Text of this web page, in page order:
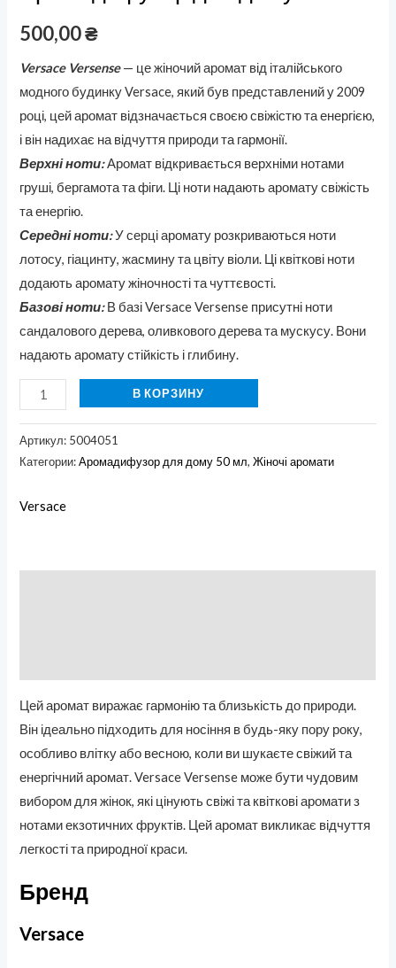
500,00₴
Versace Versense— це жіночий аромат від італійського
модного будинку Versace, який був представлений у 2009
році, цей аромат відзначається своєю свіжістю та енергією,
і він надихає на відчуття природи та гармонії.
Верхні ноти:Аромат відкривається верхніми нотами
груші, бергамота та фіги. Ці ноти надають аромату свіжість
та енергію.
Середні ноти:У серці аромату розкриваються ноти
лотосу, гіацинту, жасмину та цвіту віоли. Ці квіткові ноти
додають аромату жіночності та чуттєвості.
Базові ноти:В базі Versace Versense присутні ноти
сандалового дерева, оливкового дерева та мускусу. Вони
надають аромату стійкість і глибину.
В КОРЗИНУ
Артикул: 5004051
Категории:Аромадифузор для дому 50 мл,Жіночі аромати
Versace
Цей аромат виражає гармонію та близькість до природи.
Він ідеально підходить для носіння в будь-яку пору року,
особливо влітку або весною, коли ви шукаєте свіжий та
енергічний аромат. Versace Versense може бути чудовим
вибором для жінок, які цінують свіжі та квіткові аромати з
нотами екзотичних фруктів. Цей аромат викликає відчуття
легкості та природної краси.
Бренд
Versace